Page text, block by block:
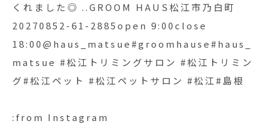
くれました◎ ..GROOM HAUS松江市乃白町
20270852-61-2885open 9:00close
18:00@haus_matsue#groomhause#haus_
matsue #松江トリミングサロン #松江トリミン
グ#松江ペット #松江ペットサロン #松江#島根
:from Instagram